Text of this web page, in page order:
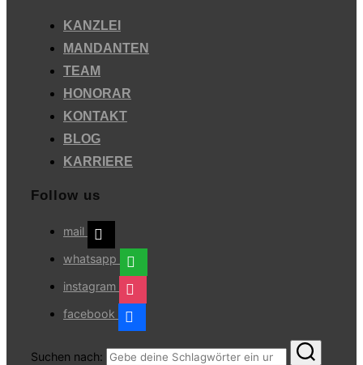
KANZLEI
MANDANTEN
TEAM
HONORAR
KONTAKT
BLOG
KARRIERE
Follow us
mail
whatsapp
instagram
facebook
Suchen nach: